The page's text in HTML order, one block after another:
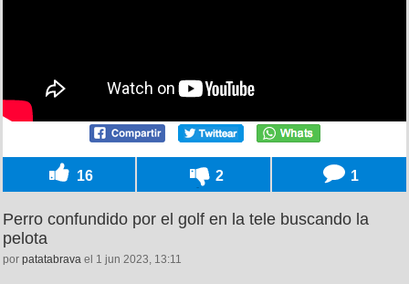
16 2 1
Perro confundido por el golf en la tele buscando la
pelota
por patatabrava el 1 jun 2023, 13:11